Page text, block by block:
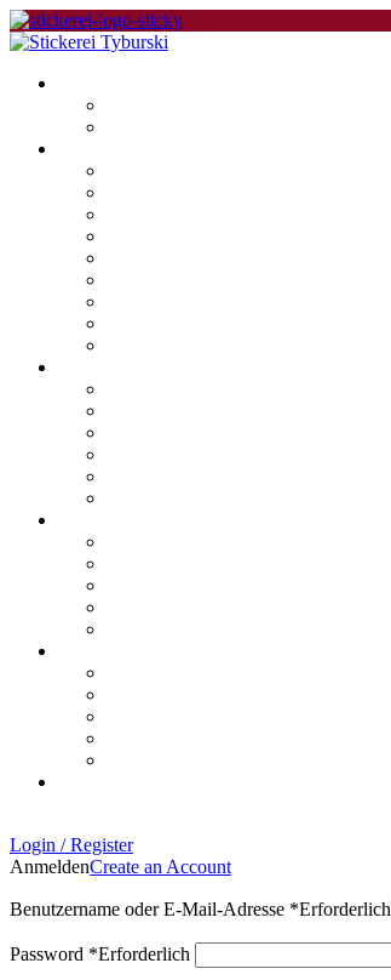
Login / Register
AnmeldenCreate an Account
Benutzername oder E-Mail-Adresse *Erforderlich
Password *Erforderlich